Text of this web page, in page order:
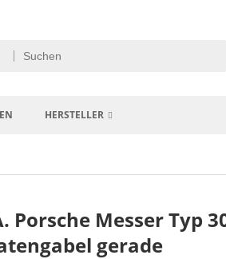
HERSTELLER
Porsche Messer Typ
gerade